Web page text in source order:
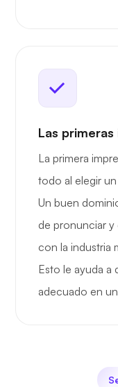
Las
La primera
todo al elegir
Un buen
de pronunciar
con la industria
Esto le ayuda a
adecuado en